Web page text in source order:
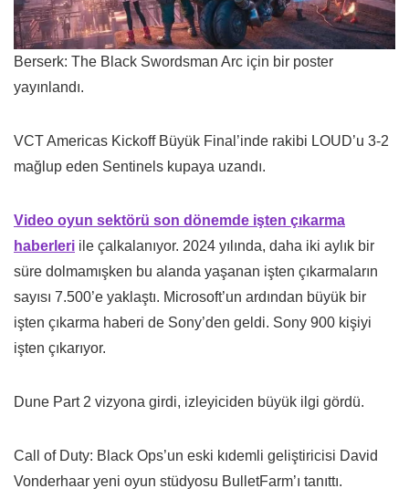
Berserk: The Black Swordsman Arc için bir poster
yayınlandı.
VCT Americas Kickoff Büyük Final’inde rakibi LOUD’u 3-2
mağlup eden Sentinels kupaya uzandı.
Video oyun sektörü son dönemde işten çıkarma
haberleri ile çalkalanıyor. 2024 yılında, daha iki aylık bir
süre dolmamışken bu alanda yaşanan işten çıkarmaların
sayısı 7.500’e yaklaştı. Microsoft’un ardından büyük bir
işten çıkarma haberi de Sony’den geldi. Sony 900 kişiyi
işten çıkarıyor.
Dune Part 2 vizyona girdi, izleyiciden büyük ilgi gördü.
Call of Duty: Black Ops’un eski kıdemli geliştiricisi David
Vonderhaar yeni oyun stüdyosu BulletFarm’ı tanıttı.